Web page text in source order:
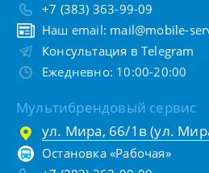
+7 (383) 363-99-09
Наш email: mail@mobile-
Консультация в Telegram
Ежедневно: 10:00-20:00
Мультибрендовый сервис
ул. Мира, 66/1в (ул.
Остановка «Рабочая»